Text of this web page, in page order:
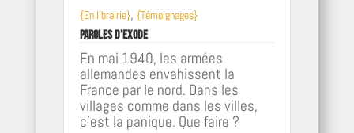
{En librairie}, {Témoignages}
Paroles d’exode
En mai 1940, les armées
allemandes envahissent la
France par le nord. Dans les
villages comme dans les villes,
c'est la panique. Que faire ?